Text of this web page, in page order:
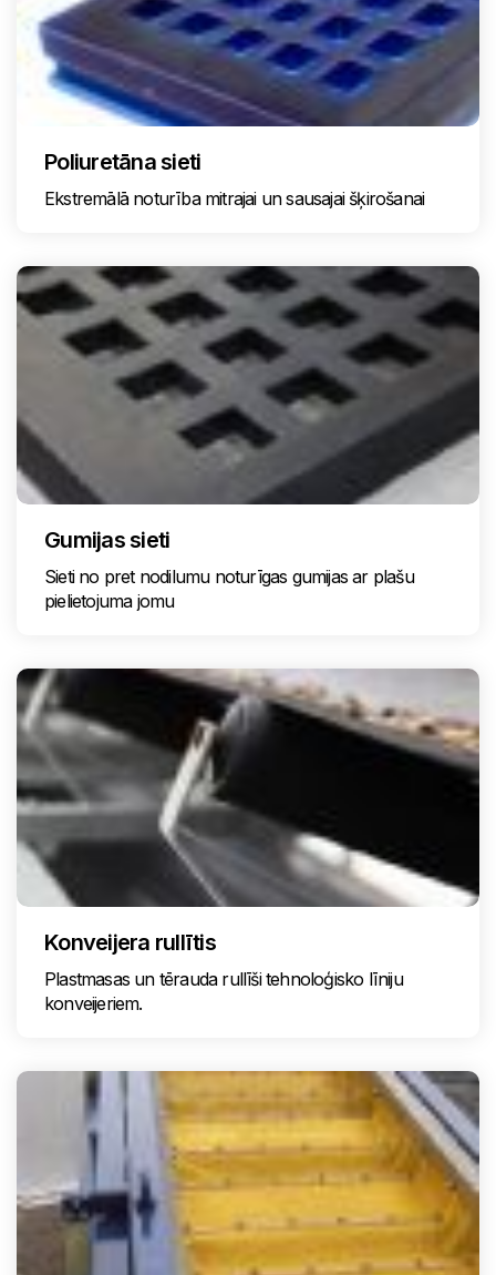
Poliuretāna sieti
Ekstremālā noturība mitrajai un sausajai šķirošanai
Gumijas sieti
Sieti no pret nodilumu noturīgas gumijas ar plašu
pielietojuma jomu
Konveijera rullītis
Plastmasas un tērauda rullīši tehnoloģisko līniju
konveijeriem.